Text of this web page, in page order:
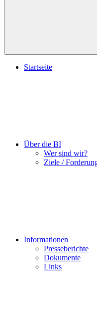
Startseite
Über die BI
Wer sind wir?
Ziele /
Informationen
Presseberichte
Dokumente
Links